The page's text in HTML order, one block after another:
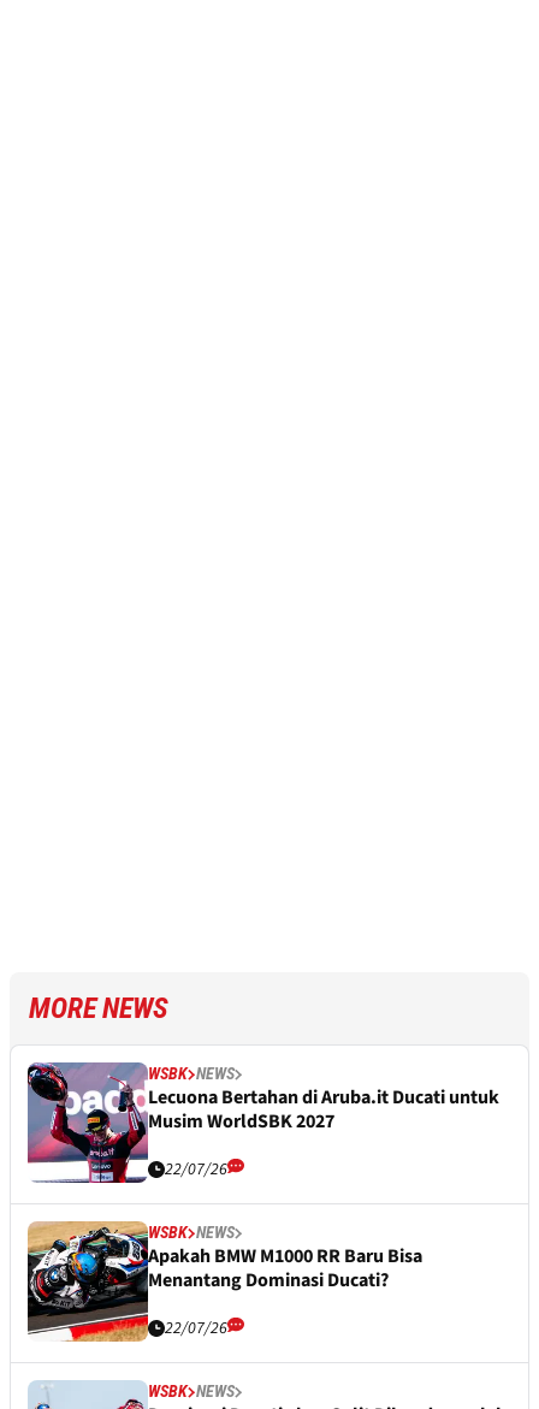
MORE NEWS
WSBK NEWS
Lecuona Bertahan di Aruba.it Ducati untuk
Musim WorldSBK 2027
22/07/26
WSBK NEWS
Apakah BMW M1000 RR Baru Bisa
Menantang Dominasi Ducati?
22/07/26
WSBK NEWS